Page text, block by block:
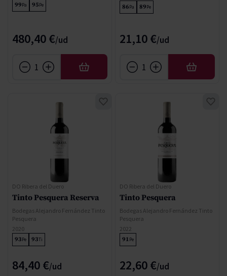
99Pa 95Pe
480,40 €
AÑADIR
86Pa 89Pe
21,10 €
AÑADIR
DO Ribera del Duero
Tinto Pesquera Reserva
Bodegas Alejandro Fernández Tinto
Pesquera
2020
93Pe 93Ti
84,40 €
DO Ribera del Duero
Tinto Pesquera
Bodegas Alejandro Fernández Tinto
Pesquera
2022
91Pe
22,60 €